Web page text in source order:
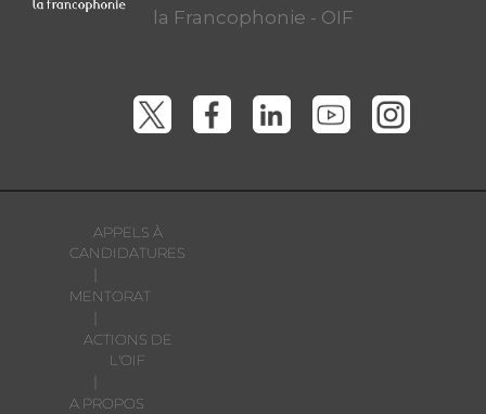
APPELS À
CANDIDATURES
MENTORAT
ACTIONS DE
L'OIF
A PROPOS
la Francophonie - OIF